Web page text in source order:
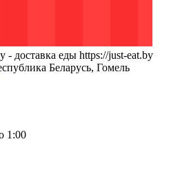
- доставка еды https://just-eat.by
Беларусь, Гомель
1:00